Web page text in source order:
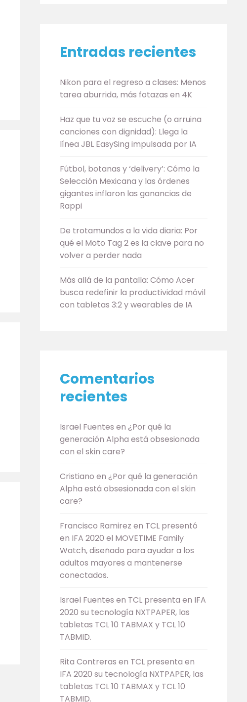
Entradas recientes
Nikon para el regreso a clases: Menos
tarea aburrida, más fotazas en 4K
Haz que tu voz se escuche (o arruina
canciones con dignidad): Llega la
línea JBL EasySing impulsada por IA
Fútbol, botanas y ‘delivery’: Cómo la
Selección Mexicana y las órdenes
gigantes inflaron las ganancias de
Rappi
De trotamundos a la vida diaria: Por
qué el Moto Tag 2 es la clave para no
volver a perder nada
Más allá de la pantalla: Cómo Acer
busca redefinir la productividad móvil
con tabletas 3:2 y wearables de IA
Comentarios
recientes
Israel Fuentes en ¿Por qué la
generación Alpha está obsesionada
con el skin care?
Cristiano en ¿Por qué la generación
Alpha está obsesionada con el skin
care?
Francisco Ramirez en TCL presentó
en IFA 2020 el MOVETIME Family
Watch, diseñado para ayudar a los
adultos mayores a mantenerse
conectados.
Israel Fuentes en TCL presenta en IFA
2020 su tecnología NXTPAPER, las
tabletas TCL 10 TABMAX y TCL 10
TABMID.
Rita Contreras en TCL presenta en
IFA 2020 su tecnología NXTPAPER, las
tabletas TCL 10 TABMAX y TCL 10
TABMID.